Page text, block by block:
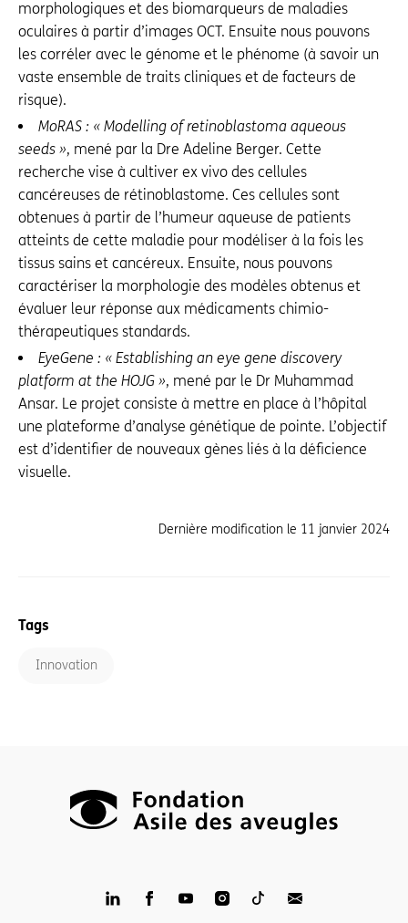
morphologiques et des biomarqueurs de maladies
oculaires à partir d’images OCT. Ensuite nous pouvons
les corréler avec le génome et le phénome (à savoir un
vaste ensemble de traits cliniques et de facteurs de
risque).
MoRAS : « Modelling of retinoblastoma aqueous
seeds », mené par la Dre Adeline Berger. Cette
recherche vise à cultiver ex vivo des cellules
cancéreuses de rétinoblastome. Ces cellules sont
obtenues à partir de l’humeur aqueuse de patients
atteints de cette maladie pour modéliser à la fois les
tissus sains et cancéreux. Ensuite, nous pouvons
caractériser la morphologie des modèles obtenus et
évaluer leur réponse aux médicaments chimio-
thérapeutiques standards.
EyeGene : « Establishing an eye gene discovery
platform at the HOJG », mené par le Dr Muhammad
Ansar. Le projet consiste à mettre en place à l’hôpital
une plateforme d’analyse génétique de pointe. L’objectif
est d’identifier de nouveaux gènes liés à la déficience
visuelle.
Dernière modification le 11 janvier 2024
Tags
Innovation
LinkedInFacebookYouTubeInstagram
TikTopNewsletter